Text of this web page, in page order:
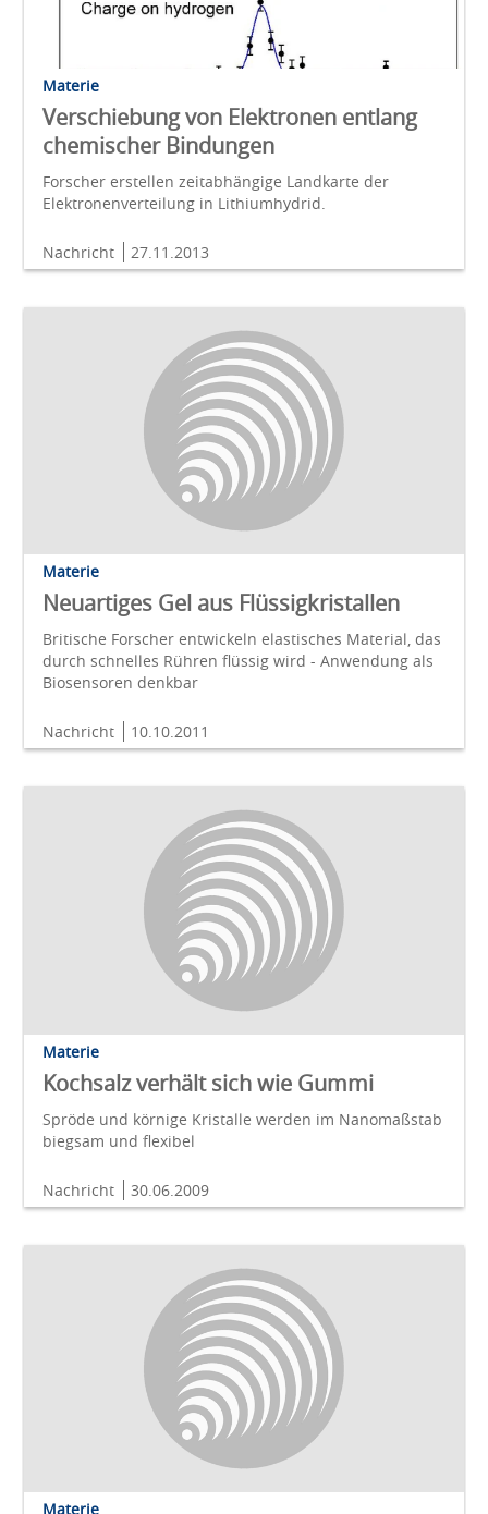
Materie
Verschiebung von Elektronen entlang
chemischer Bindungen
Forscher erstellen zeitabhängige Landkarte der
Elektronenverteilung in Lithiumhydrid.
Nachricht 27.11.2013
Materie
Neuartiges Gel aus Flüssigkristallen
Britische Forscher entwickeln elastisches Material, das
durch schnelles Rühren flüssig wird - Anwendung als
Biosensoren denkbar
Nachricht 10.10.2011
Materie
Kochsalz verhält sich wie Gummi
Spröde und körnige Kristalle werden im Nanomaßstab
biegsam und flexibel
Nachricht 30.06.2009
Materie